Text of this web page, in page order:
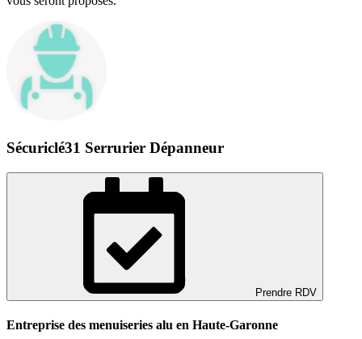
Sécuriclé31 Serrurier Dépanneur
Prendre RDV
Entreprise des menuiseries alu en Haute-Garonne